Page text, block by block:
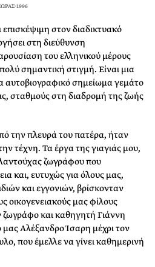
1996
στον διαδικτυακό
στη διεύθυνση
του ελληνικού μέρους
σημαντική στιγμή. Είναι μια
αυτοβιογραφικό σημείωμα γεμάτο
σταθμούς στη διαδρομή της ζωής
την πλευρά του πατέρα, ήταν
τέχνη. Τα έργα της γιαγιάς μου,
ζωγράφου που
και, ευτυχώς για όλους μας,
και εγγονιών, βρίσκονταν
οικογενειακούς μας φίλους
και καθηγητή Γιάννη
Αλέξανδρο Ίσαρη μέχρι τον
που έμελλε να γίνει καθημερινή